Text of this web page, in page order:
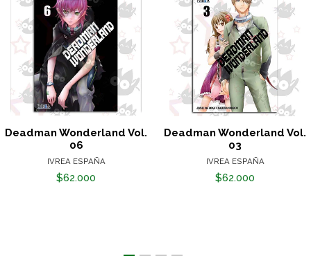
Deadman Wonderland Vol.
06
IVREA ESPAÑA
$62.000
Deadman Wonderland Vol.
03
IVREA ESPAÑA
$62.000